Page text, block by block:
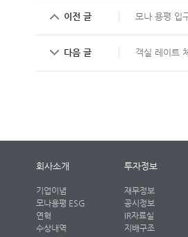
이전 글 모나 용평
다음 글 객실 레이트
회사소개
기업이념
모나용평 ESG
연혁
수상내역
투자정보
재무정보
공시정보
IR자료실
지배구조